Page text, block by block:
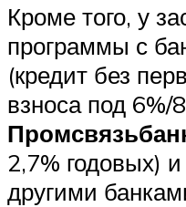
Кроме того, у
программы с
(кредит без
взноса под 6%/
2,7% годовых)
другими